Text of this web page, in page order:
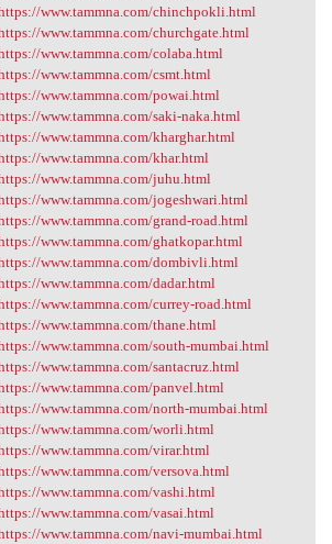
www.tammna.com/chinchpokli.html
www.tammna.com/churchgate.html
www.tammna.com/colaba.html
www.tammna.com/csmt.html
www.tammna.com/powai.html
www.tammna.com/saki-naka.html
www.tammna.com/kharghar.html
www.tammna.com/khar.html
www.tammna.com/juhu.html
www.tammna.com/jogeshwari.html
www.tammna.com/grand-road.html
www.tammna.com/ghatkopar.html
www.tammna.com/dombivli.html
www.tammna.com/dadar.html
www.tammna.com/currey-road.html
www.tammna.com/thane.html
www.tammna.com/south-mumbai.html
www.tammna.com/santacruz.html
www.tammna.com/panvel.html
www.tammna.com/north-mumbai.html
www.tammna.com/worli.html
www.tammna.com/virar.html
www.tammna.com/versova.html
www.tammna.com/vashi.html
www.tammna.com/vasai.html
www.tammna.com/navi-mumbai.html